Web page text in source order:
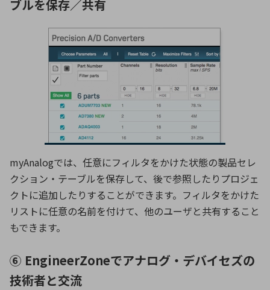
ブルを保存／共有
myAnalogでは、任意にフィルタをかけた状態の製品セレ
クション・テーブルを保存して、後で参照したりプロジェ
クトに追加したりすることができます。フィルタをかけた
リストに任意の名前を付けて、他のユーザと共有すること
もできます。
⑥ EngineerZoneでアナログ・デバイセズの
技術者と交流